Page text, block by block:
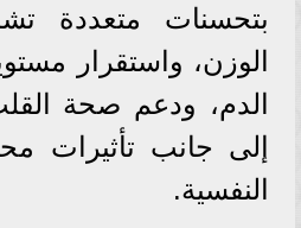
بتحسنات متعددة
الوزن، واستقرار
الدم، ودعم صحة
إلى جانب تأثيرات
النفسية.